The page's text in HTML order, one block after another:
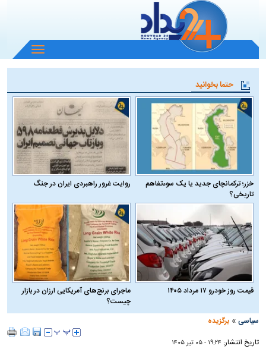
باز
و
منو
حتما بخوانید
خزر؛ ترکمانچای جدید یا یک سوءتفاهم
تاریخی؟
روایت غرور راهبردی ایران در جنگ
قیمت روز خودرو ۱۷ مرداد ۱۴۰۵
ماجرای برنج‌های آمریکایی ارزان در بازار
چیست؟
سیاسی »برگزیده
تاریخ انتشار: ۱۹:۲۴ - ۰۵ تير ۱۴۰۵